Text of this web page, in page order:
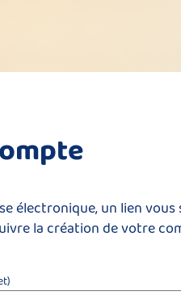
électronique, un lien vous
la création de votre